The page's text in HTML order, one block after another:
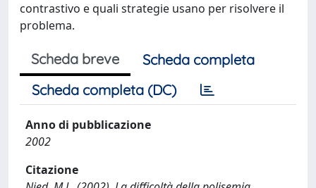
contrastivo e quali strategie usano per risolvere il
problema.
Scheda breve
Scheda completa
Scheda completa (DC)
Anno di pubblicazione
2002
Citazione